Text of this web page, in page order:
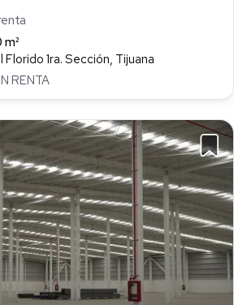
m²
Florido 1ra. Sección, Tijuana
RENTA